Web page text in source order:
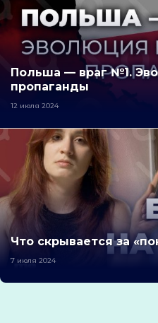
Польша — враг №1.
пропаганды
12 июля 2024
Что скрывается за
7 июля 2024